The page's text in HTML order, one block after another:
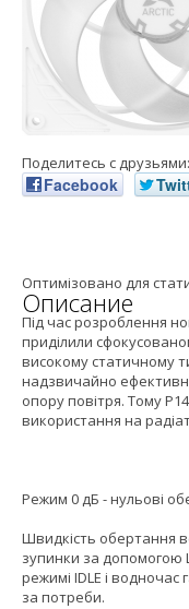
Поделитесь с друзьями:
Facebook
Описание
Оптимізовано для
Під час розроблення
приділили
високому статичному
надзвичайно
опору повітря. Тому
використання на
Режим 0 дБ - нульові
Швидкість обертання
зупинки за
режимі IDLE і
за потреби.